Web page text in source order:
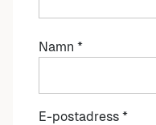
Namn *
E-postadress *